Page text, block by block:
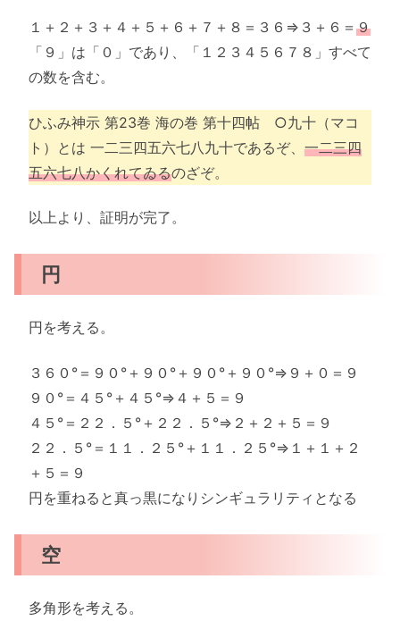
１＋２＋３＋４＋５＋６＋７＋８＝３６⇒３＋６＝ ９
「９」は「０」であり、「１２３４５６７８」すべて
の数を含む。
ひふみ神示 第23巻 海の巻 第十四帖 ○九十（マコ
ト）とは 一二三四五六七八九十であるぞ、 一二三四
五六七八かくれてゐるのざぞ。
以上より、証明が完了。
円
円を考える。
３６０°＝９０°＋９０°＋９０°＋９０°⇒９＋０＝９
９０°＝４５°＋４５°⇒４＋５＝９
４５°＝２２．５°＋２２．５°⇒２＋２＋５＝９
２２．５°＝１１．２５°＋１１．２５°⇒１＋１＋２
＋５＝９
円を重ねると真っ黒になりシンギュラリティとなる
空
多角形を考える。